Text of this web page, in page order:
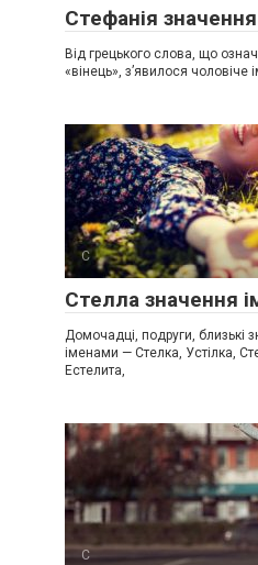
Стефанія значення
Від грецького слова, що
«вінець», з’явилося
С
Стелла значення
Домочадці, подруги, близькі
іменами — Стелка, Устілка,
Естелита,
С